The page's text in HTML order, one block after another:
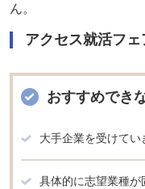
ん。
アクセス就活フ
おすすめでき
大手企業を受けてい
具体的に志望業種が